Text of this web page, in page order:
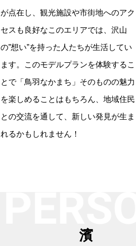
が点在し、観光施設や市街地へのアク
セスも良好なこのエリアでは、沢山
の”想い”を持った人たちが生活してい
ます。このモデルプランを体験するこ
とで「鳥羽なかまち」そのものの魅力
を楽しめることはもちろん、地域住民
との交流を通して、新しい発見が生ま
れるかもしれません！
濱